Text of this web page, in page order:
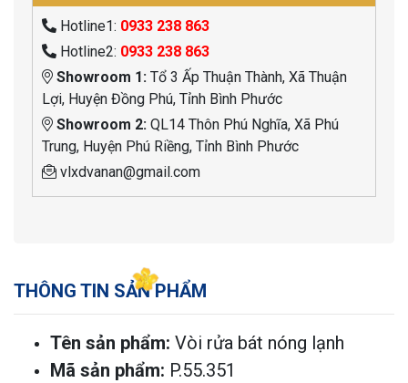
Hotline1: 0933 238 863
Hotline2: 0933 238 863
Showroom 1: Tổ 3 Ấp Thuận Thành, Xã Thuận
Lợi, Huyện Đồng Phú, Tỉnh Bình Phước
Showroom 2: QL14 Thôn Phú Nghĩa, Xã Phú
Trung, Huyện Phú Riềng, Tỉnh Bình Phước
vlxdvanan@gmail.com
THÔNG TIN SẢN PHẨM
Tên sản phẩm: Vòi rửa bát nóng lạnh
Mã sản phẩm: P.55.351